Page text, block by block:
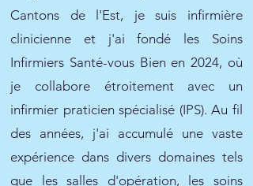
Cantons de l'Est, je suis infirmière
clinicienne et j'ai fondé les Soins
Infirmiers Santé-vous Bien en 2024, où
je collabore étroitement avec un
infirmier praticien spécialisé (IPS). Au fil
des années, j'ai accumulé une vaste
expérience dans divers domaines tels
que les salles d'opération, les soins